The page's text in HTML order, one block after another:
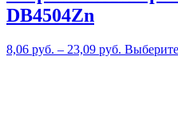
DB4504Zn
8,06 руб. – 23,09 руб.